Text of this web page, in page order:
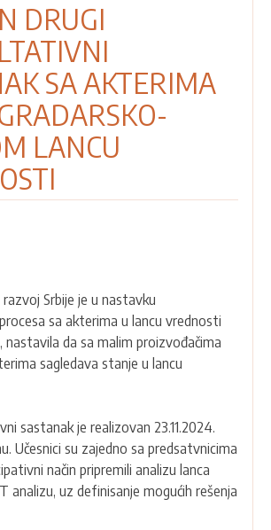
DRUGI
SA AKTERIMA
LANCU
Srbije je u nastavku
sa akterima u lancu vrednosti
nastavila da sa malim proizvođačima
sagledava stanje u lancu
sastanak je realizovan 23.11.2024.
Učesnici su zajedno sa predsatvnicima
način pripremili analizu lanca
analizu, uz definisanje mogućih rešenja